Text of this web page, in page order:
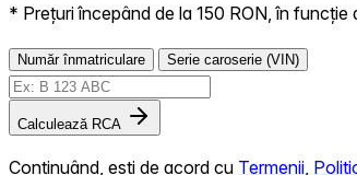
* Prețuri începând de la 150 RON, în
Număr înmatriculare Serie caroserie (VIN)
Calculează RCA
Continuând, ești de acord cu Termenii